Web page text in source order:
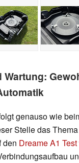
genauso wie
Stelle das
den Dreame A1 Test